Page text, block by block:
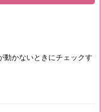
かないときにチェックす